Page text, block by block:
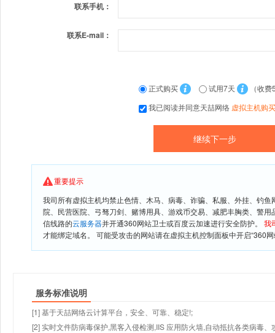
联系手机：
联系E-mail：
正式购买 试用7天
（收费
我已阅读并同意天喆网络 虚拟主机购
重要提示
我司所有虚拟主机均禁止色情、木马、病毒、诈骗、私服、外挂、钓
院、民营医院、弓驽刀剑、赌博用具、游戏币交易、减肥丰胸类、警
信线路的云服务器并开通360网站卫士或百度云加速进行安全防护。 我
才能绑定域名。 可能受攻击的网站请在虚拟主机控制面板中开启“360
服务标准说明
[1] 基于天喆网络云计算平台，安全、可靠、稳定!;
[2] 实时文件防病毒保护,黑客入侵检测,IIS 应用防火墙,自动抵抗各类病毒、